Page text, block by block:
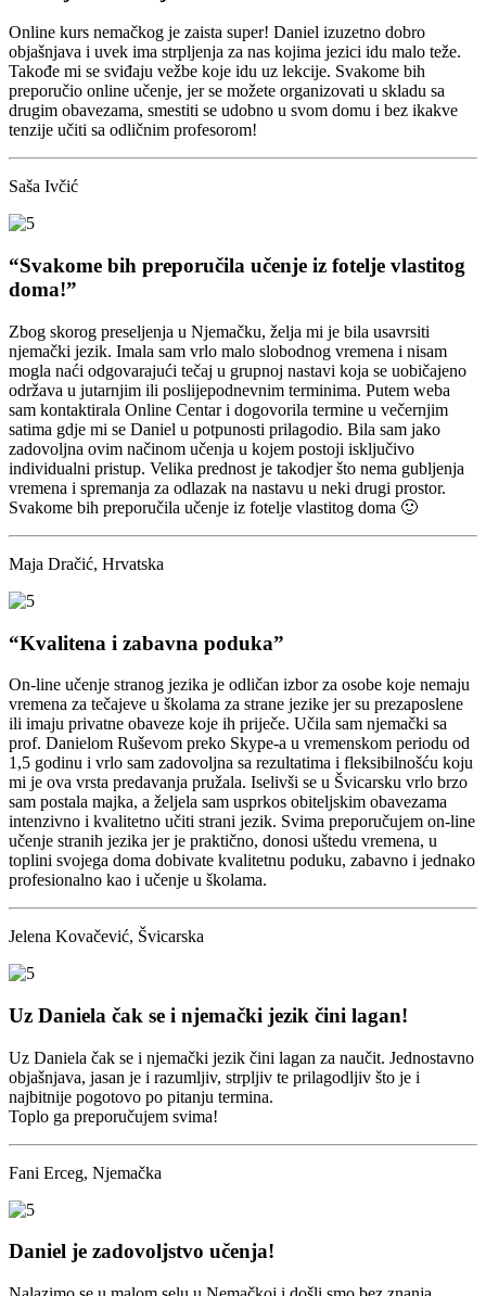
Online kurs nemačkog je zaista super! Daniel izuzetno dobro
objašnjava i uvek ima strpljenja za nas kojima jezici idu malo teže.
Takođe mi se sviđaju vežbe koje idu uz lekcije. Svakome bih
preporučio online učenje, jer se možete organizovati u skladu sa
drugim obavezama, smestiti se udobno u svom domu i bez ikakve
tenzije učiti sa odličnim profesorom!
Saša Ivčić
“Svakome bih preporučila učenje iz fotelje vlastitog
doma!”
Zbog skorog preseljenja u Njemačku, želja mi je bila usavrsiti
njemački jezik. Imala sam vrlo malo slobodnog vremena i nisam
mogla naći odgovarajući tečaj u grupnoj nastavi koja se uobičajeno
održava u jutarnjim ili poslijepodnevnim terminima. Putem weba
sam kontaktirala Online Centar i dogovorila termine u večernjim
satima gdje mi se Daniel u potpunosti prilagodio. Bila sam jako
zadovoljna ovim načinom učenja u kojem postoji isključivo
individualni pristup. Velika prednost je takodjer što nema gubljenja
vremena i spremanja za odlazak na nastavu u neki drugi prostor.
Svakome bih preporučila učenje iz fotelje vlastitog doma 🙂
Maja Dračić, Hrvatska
“Kvalitena i zabavna poduka”
On-line učenje stranog jezika je odličan izbor za osobe koje nemaju
vremena za tečajeve u školama za strane jezike jer su prezaposlene
ili imaju privatne obaveze koje ih priječe. Učila sam njemački sa
prof. Danielom Ruševom preko Skype-a u vremenskom periodu od
1,5 godinu i vrlo sam zadovoljna sa rezultatima i fleksibilnošću koju
mi je ova vrsta predavanja pružala. Iselivši se u Švicarsku vrlo brzo
sam postala majka, a željela sam usprkos obiteljskim obavezama
intenzivno i kvalitetno učiti strani jezik. Svima preporučujem on-line
učenje stranih jezika jer je praktično, donosi uštedu vremena, u
toplini svojega doma dobivate kvalitetnu poduku, zabavno i jednako
profesionalno kao i učenje u školama.
Jelena Kovačević, Švicarska
Uz Daniela čak se i njemački jezik čini lagan!
Uz Daniela čak se i njemački jezik čini lagan za naučit. Jednostavno
objašnjava, jasan je i razumljiv, strpljiv te prilagodljiv što je i
najbitnije pogotovo po pitanju termina.
Toplo ga preporučujem svima!
Fani Erceg, Njemačka
Daniel je zadovoljstvo učenja!